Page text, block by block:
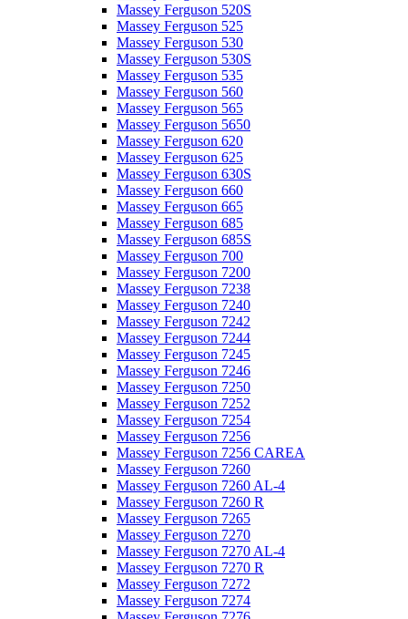
Massey Ferguson 520S
Massey Ferguson 525
Massey Ferguson 530
Massey Ferguson 530S
Massey Ferguson 535
Massey Ferguson 560
Massey Ferguson 565
Massey Ferguson 5650
Massey Ferguson 620
Massey Ferguson 625
Massey Ferguson 630S
Massey Ferguson 660
Massey Ferguson 665
Massey Ferguson 685
Massey Ferguson 685S
Massey Ferguson 700
Massey Ferguson 7200
Massey Ferguson 7238
Massey Ferguson 7240
Massey Ferguson 7242
Massey Ferguson 7244
Massey Ferguson 7245
Massey Ferguson 7246
Massey Ferguson 7250
Massey Ferguson 7252
Massey Ferguson 7254
Massey Ferguson 7256
Massey Ferguson 7256 CAREA
Massey Ferguson 7260
Massey Ferguson 7260 AL-4
Massey Ferguson 7260 R
Massey Ferguson 7265
Massey Ferguson 7270
Massey Ferguson 7270 AL-4
Massey Ferguson 7270 R
Massey Ferguson 7272
Massey Ferguson 7274